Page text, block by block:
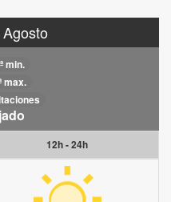
min.
max.
12h - 24h